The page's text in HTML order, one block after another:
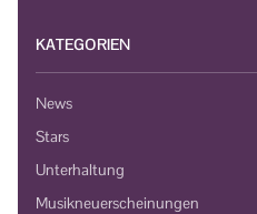
KATEGORIEN
News
Stars
Unterhaltung
Musikneuerscheinungen